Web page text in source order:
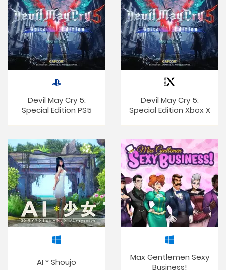
Devil May Cry 5:
Special Edition PS5
Devil May Cry 5:
Special Edition Xbox X
AI＊Shoujo
Max Gentlemen Sexy
Business!